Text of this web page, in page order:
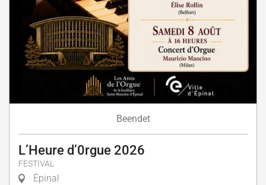
Beendet
L’Heure d’0rgue 2026
FESTIVAL
Épinal